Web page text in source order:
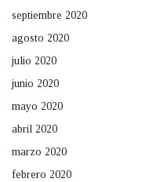
septiembre 2020
agosto 2020
julio 2020
junio 2020
mayo 2020
abril 2020
marzo 2020
febrero 2020